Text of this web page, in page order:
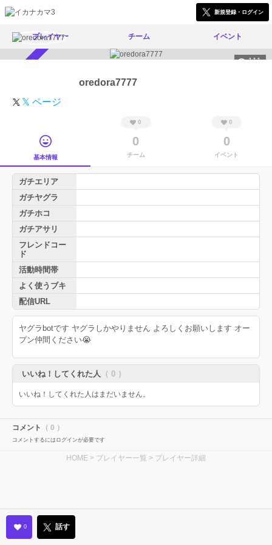
新規登録・ログイン
プレイヤー チーム イベント
111
oredora7777
𝕏 ページ
基本情報
0
0
チーム
0
0
イベント
ガチエリア
ガチヤグラ
ガチホコ
ガチアサリ
フレンドコー
ド
活動時間帯
よく使うブキ
配信URL
ヤグラbotです ヤグラしかやりません よろしくお願いします オー
プン仲間ください😭
いいね！してくれた人 （ 0 ）
いいね！してくれた人はまだいません。
コメント （ 0 ）
コメントするにはログインが必要です
HOME > プレイヤー一覧 > プレイヤー詳細
0 話す